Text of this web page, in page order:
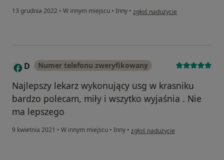
13 grudnia 2022 • W innym miejscu • Inny • w opinii użytkownika K
zgłoś nadużycie
D Numer telefonu zweryfikowany
Najlepszy lekarz wykonujący usg w krasniku
bardzo polecam, miły i wszytko wyjaśnia . Nie
ma lepszego
9 kwietnia 2021 • W innym miejscu • Inny • w opinii użytkownika D
zgłoś nadużycie